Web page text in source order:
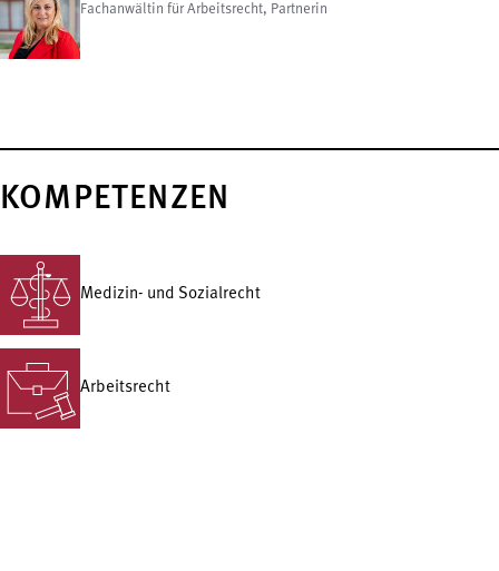
Fachanwältin für Arbeitsrecht, Partnerin
KOMPETENZEN
Medizin- und Sozialrecht
Arbeitsrecht